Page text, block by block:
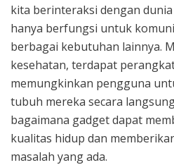
kita berinteraksi dengan
hanya berfungsi untuk
berbagai kebutuhan lainnya.
kesehatan, terdapat
memungkinkan pengguna
tubuh mereka secara
bagaimana gadget dapat
kualitas hidup dan
masalah yang ada.